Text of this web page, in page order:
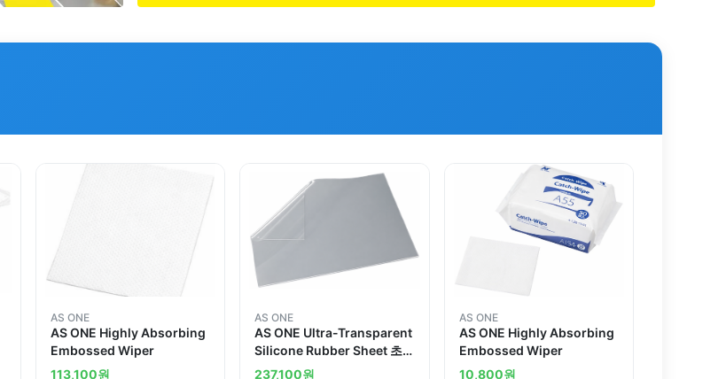
AS ONE
AS ONE Highly Absorbing
Embossed Wiper
113,100원
AS ONE
AS ONE Ultra-Transparent
Silicone Rubber Sheet 초
투명 실리콘 고무 시트
237,100원
AS ONE
AS ONE Highly Absorbing
Embossed Wiper
10,800원